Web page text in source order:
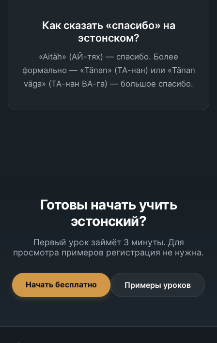
Как сказать «спасибо» на
эстонском?
«Aitäh» (АЙ-тях) — спасибо. Более
формально — «Tänan» (ТА-нан) или «Tänan
väga» (ТА-нан ВА-га) — большое спасибо.
Готовы начать учить
эстонский?
Первый урок займёт 3 минуты. Для
просмотра примеров регистрация не нужна.
Начать бесплатно Примеры уроков